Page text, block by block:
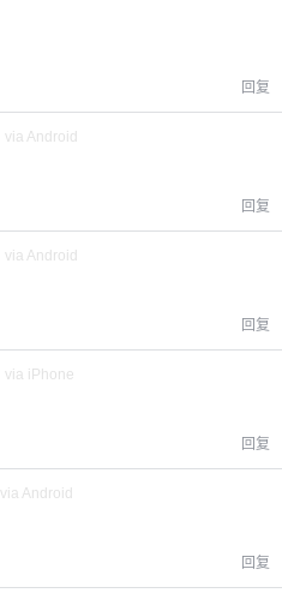
回复
via Android
回复
via Android
回复
via iPhone
回复
via Android
回复